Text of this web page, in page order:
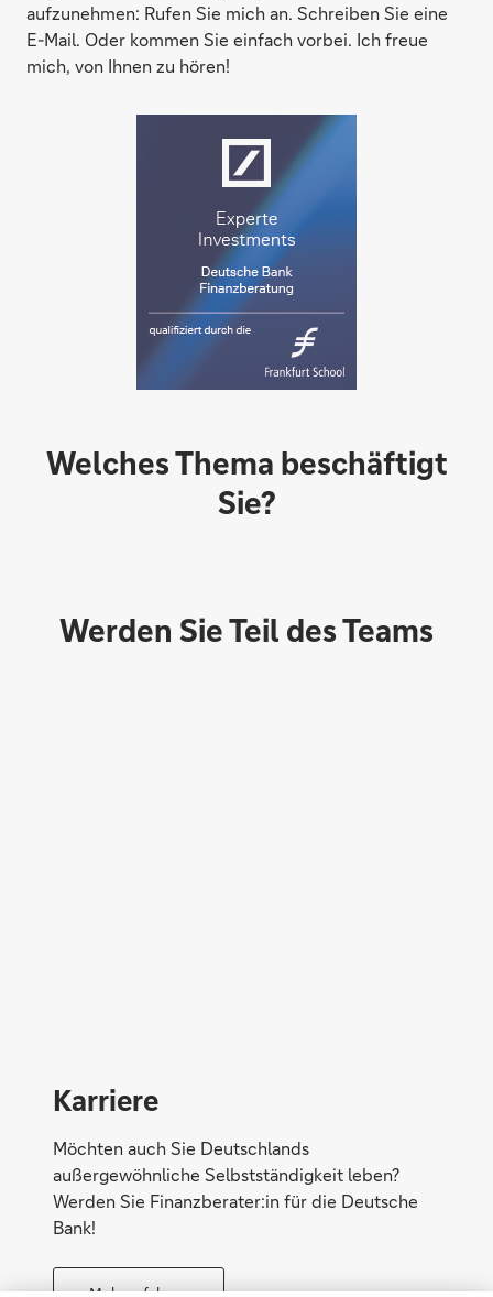
aufzunehmen: Rufen Sie mich an. Schreiben Sie eine
E-Mail. Oder kommen Sie einfach vorbei. Ich freue
mich, von Ihnen zu hören!
Welches Thema beschäftigt
Sie?
Werden Sie Teil des Teams
Karriere
Möchten auch Sie Deutschlands
außergewöhnliche Selbstständigkeit leben?
Werden Sie Finanzberater:in für die Deutsche
Bank!